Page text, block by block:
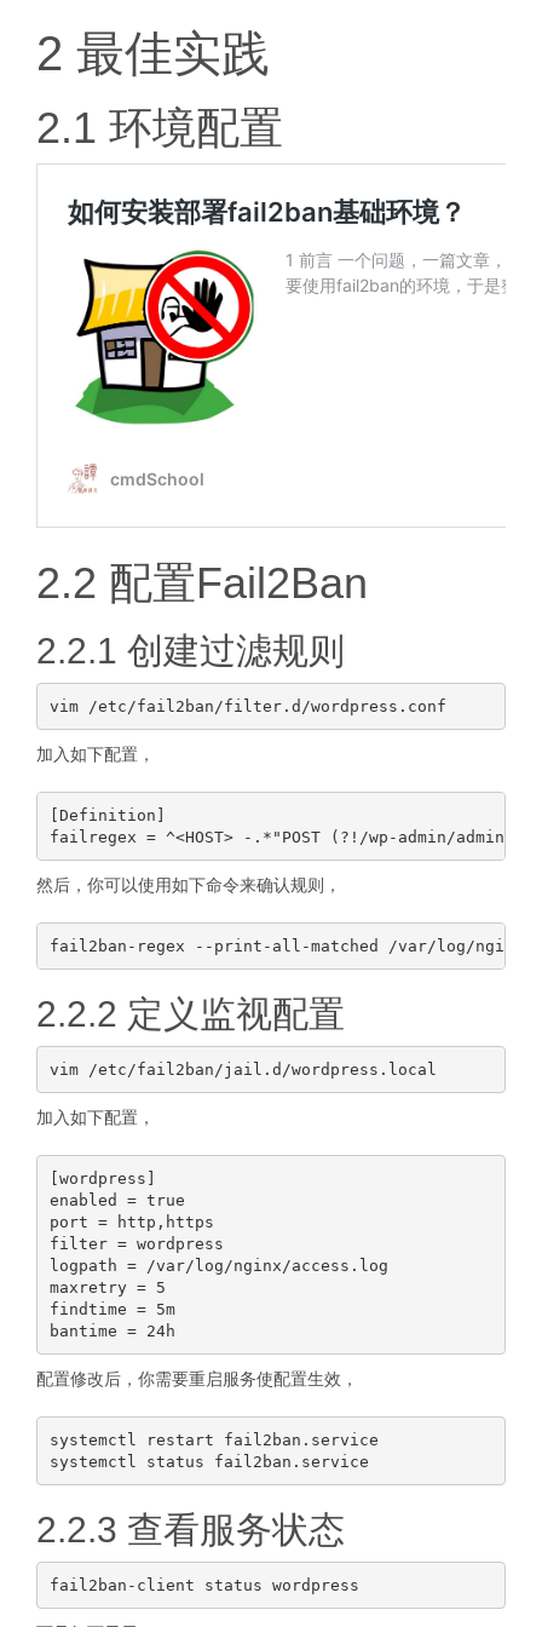
2 最佳实践
2.1 环境配置
2.2 配置Fail2Ban
2.2.1 创建过滤规则
加入如下配置，
[Definition]
然后，你可以使用如下命令来确认规则，
2.2.2 定义监视配置
加入如下配置，
[wordpress]
enabled = true
port = http,https
filter = wordpress
logpath = /var/log/nginx/access.log
maxretry = 5
findtime = 5m
配置修改后，你需要重启服务使配置生效，
systemctl restart fail2ban.service
2.2.3 查看服务状态